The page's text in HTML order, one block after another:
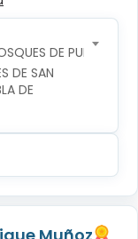
DE PUEBLA S
DE SAN
DE